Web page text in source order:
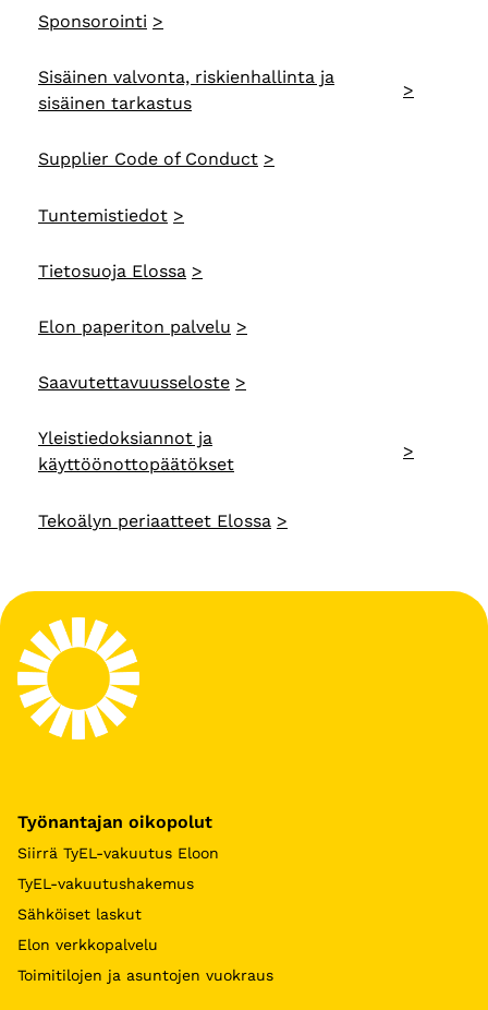
Sponsorointi
Sisäinen valvonta, riskienhallinta ja
sisäinen tarkastus
Supplier Code of Conduct
Tuntemistiedot
Tietosuoja Elossa
Elon paperiton palvelu
Saavutettavuusseloste
Yleistiedoksiannot ja
käyttöönottopäätökset
Tekoälyn periaatteet Elossa
Työnantajan oikopolut
Siirrä TyEL-vakuutus Eloon
TyEL-vakuutushakemus
Sähköiset laskut
Elon verkkopalvelu
Toimitilojen ja asuntojen vuokraus